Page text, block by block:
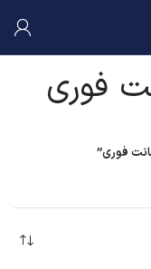
فوری
فوری”